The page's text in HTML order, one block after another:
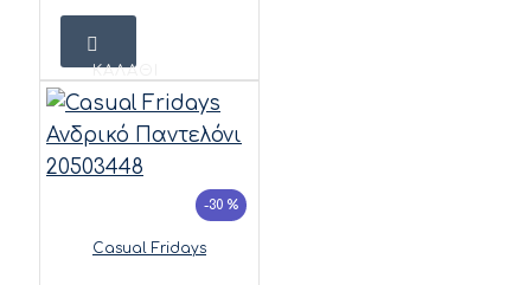
ΚΑΛΆΘΙ
-30 %
Casual Fridays